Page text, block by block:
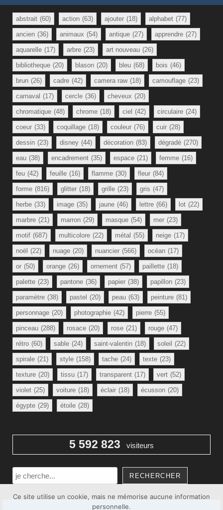
abstrait (60) action (63) ajouter (18) alphabet (77)
ancien (36) animaux (54) antique (27) apprendre (27)
aquarelle (17) arbre (23) art nouveau (26)
bibliotheque (20) blason (20) bleu (68) bois (46)
brun (26) cadre (42) camera raw (18) camouflage (23)
carnaval (17) cercle (36) cheveux (20)
chromatique (48) chrome (18) ciel (42) circulaire (24)
coeur (33) coquillage (18) couleur (76) cuir (28)
dessin (23) disney (44) décoration (83) dégradé (270)
eau (38) encadrement (35) espace (21) femme (16)
feu (42) feuille (16) flamme (30) fleur (84)
forme (816) glitter (18) grille (23) gris (47)
herbe (33) image (35) jaune (46) lettre (66) lot (22)
marbre (21) marron (29) masque (54) mer (23)
motif (687) multicolore (22) métal (55) neige (17)
noël (22) nuage (20) nuancier (566) océan (17)
or (50) orange (26) ornement (57) paillette (18)
palette (23) pantone (36) papier (38) papillon (23)
paramètre (38) pastel (20) peau (63) peinture (81)
personnage (20) photographie (42) pierre (55)
pinceau (288) rosace (20) rose (21) rouge (47)
rétro (60) sable (24) saint-valentin (18) soleil (22)
spirale (21) style (158) tache (24) texte (23)
texture (20) tissu (17) transparent (17) vert (52)
violet (25) voiture (18) éclair (18) écusson (20)
égypte (29) étoile (28)
5 592 823 visiteurs
Rechercher
RECHERCHER
Ce site utilise un cookie, mais ne mémorise aucune information
personnelle.